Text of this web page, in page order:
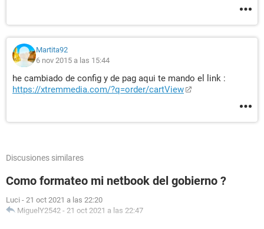
Martita92
6 nov 2015 a las 15:44
he cambiado de config y de pag aqui te mando el link :
https://xtremmedia.com/?q=order/cartView
Discusiones similares
Como formateo mi netbook del gobierno ?
Luci - 21 oct 2021 a las 22:20
MiguelY2542 - 21 oct 2021 a las 22:47